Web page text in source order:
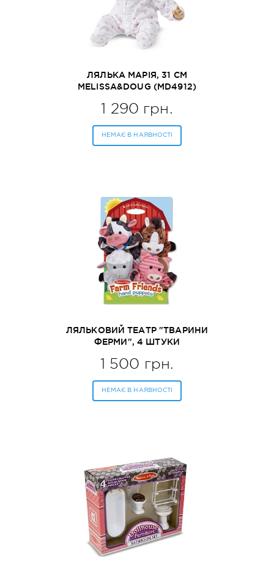
ЛЯЛЬКА МАРІЯ, 31 СМ
MELISSA&DOUG (MD4912)
1 290 грн.
НЕМАЄ В НАЯВНОСТІ
ЛЯЛЬКОВИЙ ТЕАТР "ТВАРИНИ
ФЕРМИ", 4 ШТУКИ
1 500 грн.
НЕМАЄ В НАЯВНОСТІ